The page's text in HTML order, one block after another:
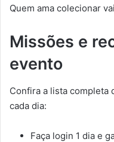
Quem ama colecionar
Missões e
evento
Confira a lista completa
cada dia:
Faça login 1 dia e